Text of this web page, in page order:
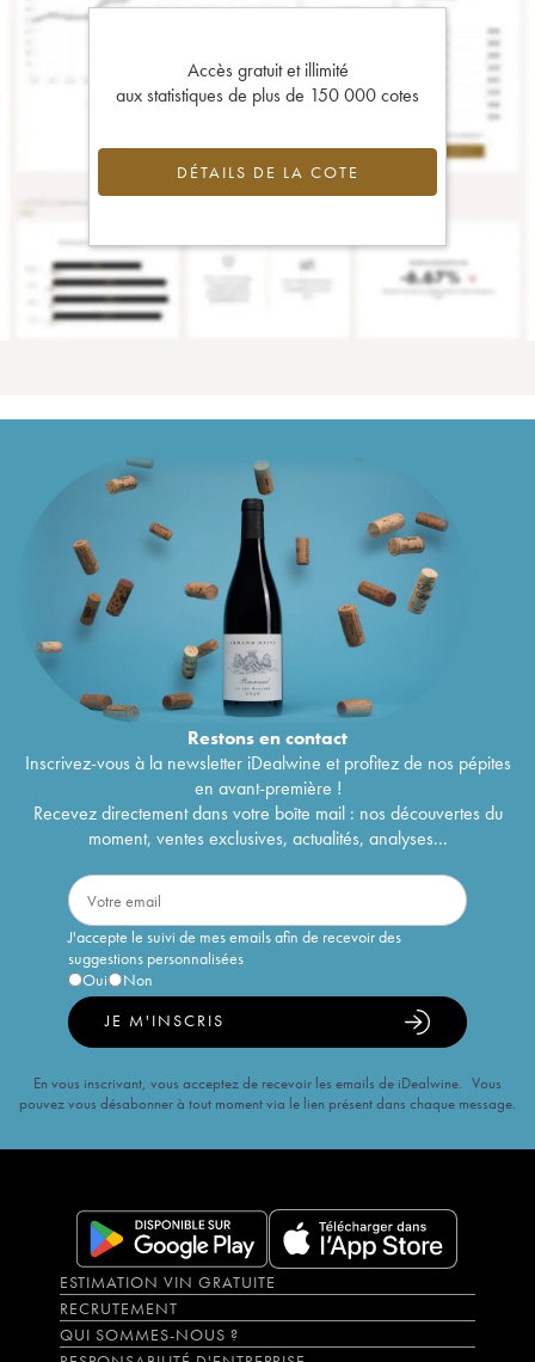
Accès gratuit et illimité
aux statistiques de plus de 150 000 cotes
DÉTAILS DE LA COTE
Restons encontact
Inscrivez-vous à la newsletter iDealwine et profitez de nos pépites
en avant-première !
Recevez directement dans votre boîte mail : nos découvertes du
moment, ventes exclusives, actualités, analyses...
J'accepte le suivi de mes emails afin de recevoir des
suggestions personnalisées
Oui
Non
JE M'INSCRIS
En vous inscrivant, vous acceptez de recevoir les emails de iDealwine. Vous
pouvez vous désabonner à tout moment via le lien présent dans chaque message.
ESTIMATION VIN GRATUITE
RECRUTEMENT
QUI SOMMES-NOUS ?